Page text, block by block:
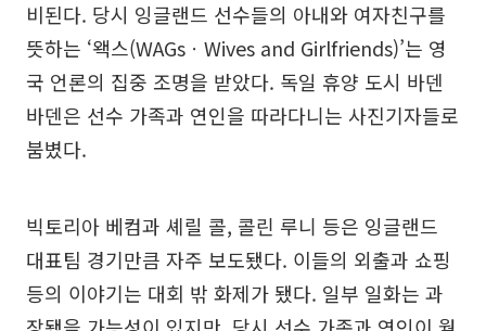
비된다. 당시 잉글랜드 선수들의 아내와 여자친구를
뜻하는 ‘왝스(WAGsㆍWives and Girlfriends)’는 영
국 언론의 집중 조명을 받았다. 독일 휴양 도시 바덴
바덴은 선수 가족과 연인을 따라다니는 사진기자들로
붐볐다.
빅토리아 베컴과 셰릴 콜, 콜린 루니 등은 잉글랜드
대표팀 경기만큼 자주 보도됐다. 이들의 외출과 쇼핑
등의 이야기는 대회 밖 화제가 됐다. 일부 일화는 과